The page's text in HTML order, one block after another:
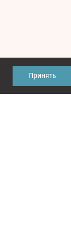
Принять